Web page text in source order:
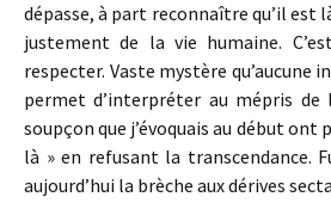
dépasse, à part reconnaître qu’il est
justement de la vie humaine.
respecter. Vaste mystère qu’aucune
permet d’interpréter au mépris de
soupçon que j’évoquais au début ont
là » en refusant la transcendance.
aujourd’hui la brèche aux dérives